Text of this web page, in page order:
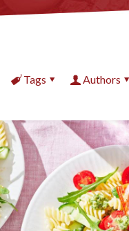
Tags Authors